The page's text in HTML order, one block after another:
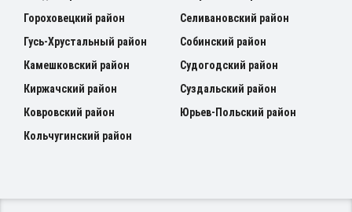
Гороховецкий район
Гусь-Хрустальный район
Камешковский район
Киржачский район
Ковровский район
Кольчугинский район
Селивановский район
Собинский район
Судогодский район
Суздальский район
Юрьев-Польский район